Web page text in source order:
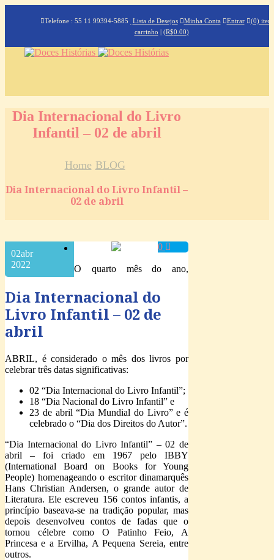
Telefone : 55 11 99394-5885 Lista de Desejos Minha Conta Entrar
(0)
carrinho | (R$0.00)
Dia Internacional do Livro
Infantil – 02 de abril
Home BLOG
Dia Internacional do Livro Infantil –
02 de abril
02abr
2022
0
Dia Internacional do
Livro Infantil – 02 de
abril
O quarto mês do ano,
ABRIL, é considerado o mês dos livros por
celebrar três datas significativas:
02 “Dia Internacional do Livro Infantil”;
18 “Dia Nacional do Livro Infantil” e
23 de abril “Dia Mundial do Livro” e é
celebrado o “Dia dos Direitos do Autor”.
“Dia Internacional do Livro Infantil” – 02 de
abril – foi criado em 1967 pelo IBBY
(International Board on Books for Young
People) homenageando o escritor dinamarquês
Hans Christian Andersen, o grande autor de
Literatura. Ele escreveu 156 contos infantis, a
princípio baseava-se na tradição popular, mas
depois desenvolveu contos de fadas que o
tornou célebre como O Patinho Feio, A
Princesa e a Ervilha, A Pequena Sereia, entre
outros.